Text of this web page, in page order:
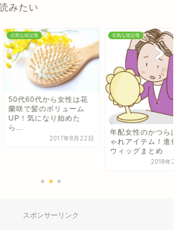
みたい
元気な祖父母
50代60代から女性は花
蘭咲で髪のボリューム
UP！気になり始めた
ら...
2017年8月22日
元気な祖父母
年配女性のかつらは
ゃれアイテム！進化
ウィッグまとめ
2018年2
スポンサーリンク